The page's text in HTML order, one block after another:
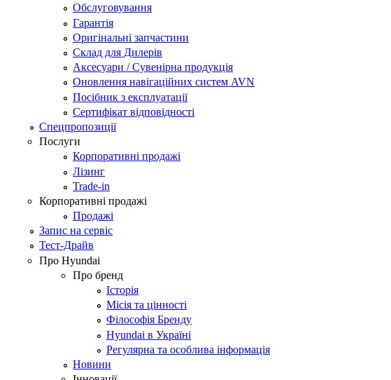
Обслуговування
Гарантія
Оригінальні запчастини
Склад для Дилерів
Аксесуари / Сувенірна продукція
Оновлення навігаційних систем AVN
Посібник з експлуатації
Сертифікат відповідності
Спецпропозиції
Послуги
Корпоративні продажі
Лізинг
Trade-in
Корпоративні продажі
Продажі
Запис на сервіс
Тест-Драйв
Про Hyundai
Про бренд
Історія
Місія та цінності
Філософія Бренду
Hyundai в Україні
Регулярна та особлива інформація
Новини